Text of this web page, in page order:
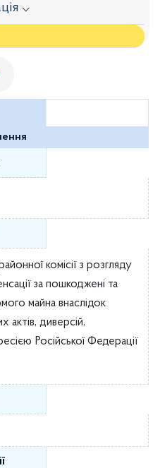
⌵
голови
ради
комітету
комісії з розгляду
за пошкоджені та
майна внаслідок
актів, диверсій,
Російської Федерації